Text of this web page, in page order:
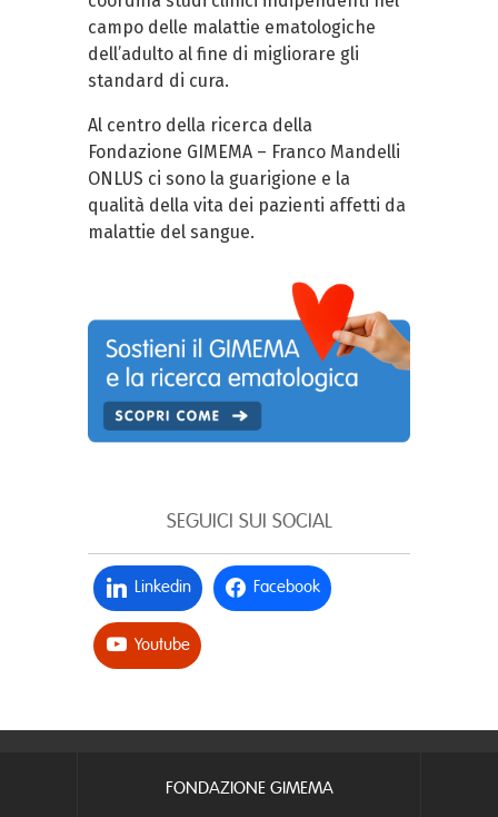
campo delle malattie ematologiche
dell’adulto al fine di migliorare gli
standard di cura.
Al centro della ricerca della
Fondazione GIMEMA – Franco Mandelli
ONLUS ci sono la guarigione e la
qualità della vita dei pazienti affetti da
malattie del sangue.
SEGUICI SUI SOCIAL
Linkedin Facebook
Youtube
FONDAZIONE GIMEMA